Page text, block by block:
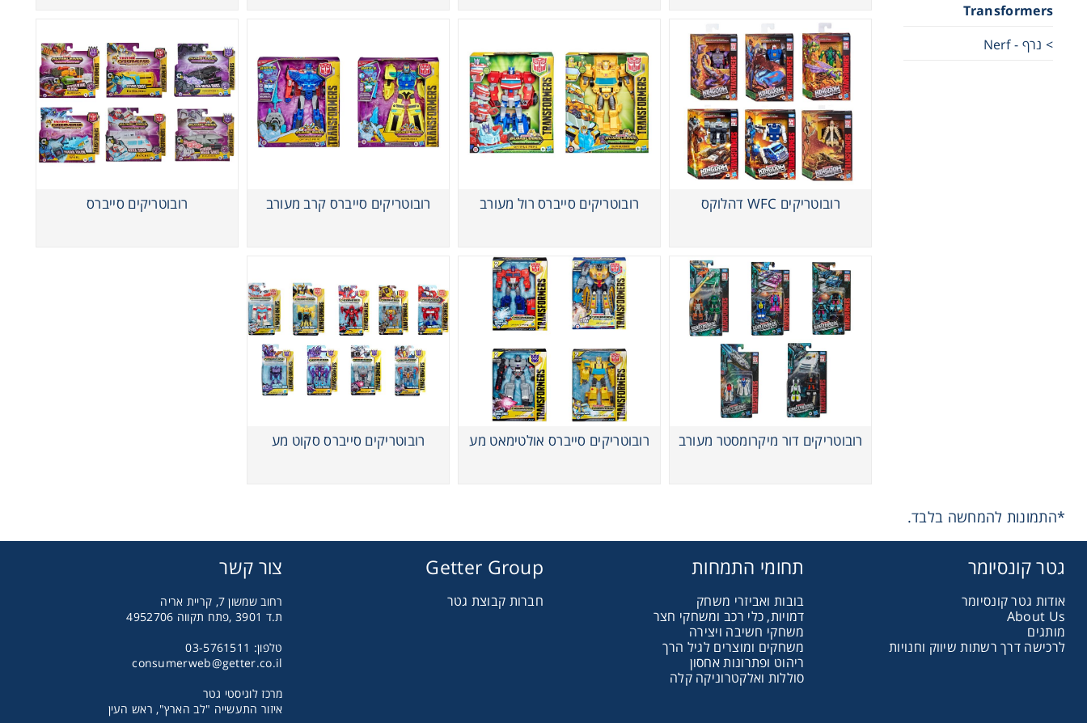
Transformers
> נרף - Nerf
רובוטריקים WFC דהלוקס רובוטריקים סייברס רול מעורב רובוטריקים סייברס קרב מעורב רובוטריקים סייברס
רובוטריקים דור מיקרומסטר מעורב רובוטריקים סייברס אולטימאט מע רובוטריקים סייברס סקוט מע
*התמונות להמחשה בלבד.
גטר קונסיומר
אודות גטר קונסיומר
About Us
מותגים
לרכישה דרך רשתות שיווק וחנויות
תחומי התמחות
בובות ואביזרי משחק
דמויות, כלי רכב ומשחקי חצר
משחקי חשיבה ויצירה
משחקים ומוצרים לגיל הרך
ריהוט ופתרונות אחסון
סוללות ואלקטרוניקה קלה
Getter Group
חברות קבוצת גטר
צור קשר
רחוב שמשון 7, קריית אריה
ת.ד 3901 ,פתח תקווה 4952706
טלפון: 03-5761511
consumerweb@getter.co.il
מרכז לוגיסטי גטר
איזור התעשייה "לב הארץ", ראש העין
רובוטריקים סרט רובוטריק וביסט מעורב